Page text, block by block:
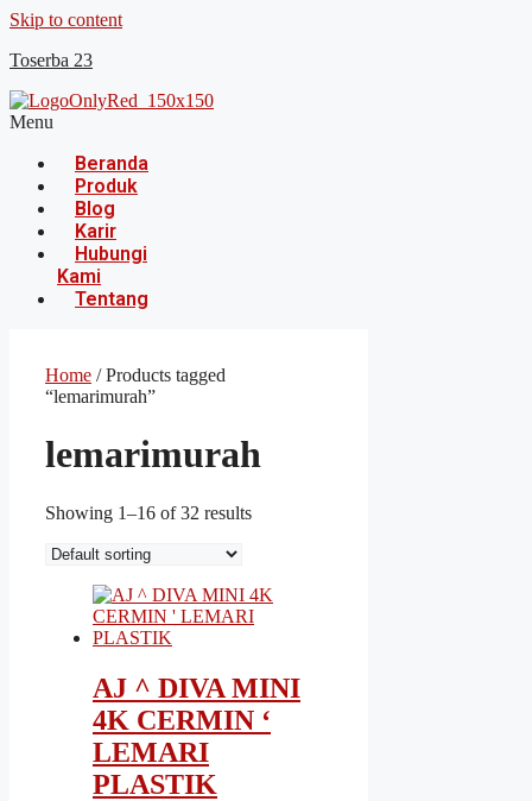
Skip to content
Toserba 23
Menu
Beranda
Produk
Blog
Karir
Hubungi
Kami
Tentang
Home / Products tagged
“lemarimurah”
lemarimurah
Showing 1–16 of 32 results
AJ ^ DIVA MINI
4K CERMIN ‘
LEMARI
PLASTIK